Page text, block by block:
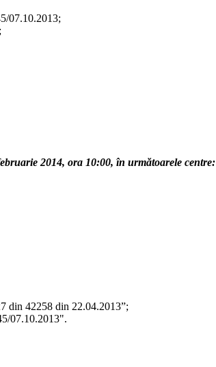
07.10.2013;
2014, ora 10:00, în următoarele centre:
din 42258 din 22.04.2013”;
07.10.2013".